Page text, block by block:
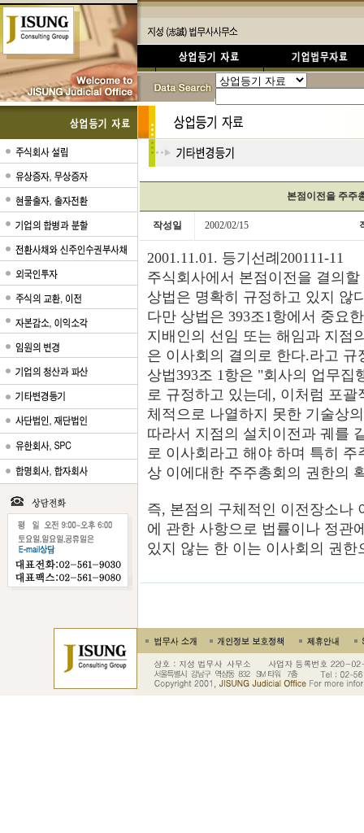
본점이전을 주주
작성일 2002/02/15
2001.11.01. 등기선례200111-11
주식회사에서 본점이전을 결의
상법은 명확히 규정하고 있지 않
다만 상법은 393조1항에서 중요
지배인의 선임 또는 해임과 지점
은 이사회의 결의로 한다.라고 규
상법393조 1항은 "회사의 업무
로 규정하고 있는데, 이처럼 포
체적으로 나열하지 못한 기술상
따라서 지점의 설치이전과 궤를
로 이사회라고 해야 하며 특히
상 이에대한 주주총회의 권한의
즉, 본점의 구체적인 이전장소나
에 관한 사항으로 법률이나 정관
있지 않는 한 이는 이사회의 권